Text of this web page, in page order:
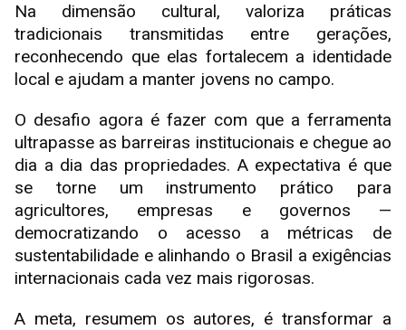
Na dimensão cultural, valoriza práticas
tradicionais transmitidas entre gerações,
reconhecendo que elas fortalecem a identidade
local e ajudam a manter jovens no campo.
O desafio agora é fazer com que a ferramenta
ultrapasse as barreiras institucionais e chegue ao
dia a dia das propriedades. A expectativa é que
se torne um instrumento prático para
agricultores, empresas e governos —
democratizando o acesso a métricas de
sustentabilidade e alinhando o Brasil a exigências
internacionais cada vez mais rigorosas.
A meta, resumem os autores, é transformar a